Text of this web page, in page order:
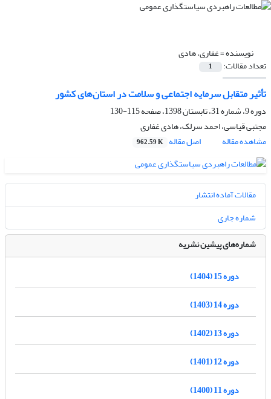
نویسنده =غفاری، هادی
تعداد مقالات: 1
تأثیر متقابل سرمایه اجتماعی و سلامت در استان‌های کشور
دوره 9، شماره 31، تابستان 1398، صفحه
115-130
مجتبی قیاسی، احمد سرلک، هادی غفاری
مشاهده مقاله
اصل مقاله 962.59 K
مقالات آماده انتشار
شماره جاری
شماره‌های پیشین نشریه
دوره 15 (1404)
دوره 14 (1403)
دوره 13 (1402)
دوره 12 (1401)
دوره 11 (1400)